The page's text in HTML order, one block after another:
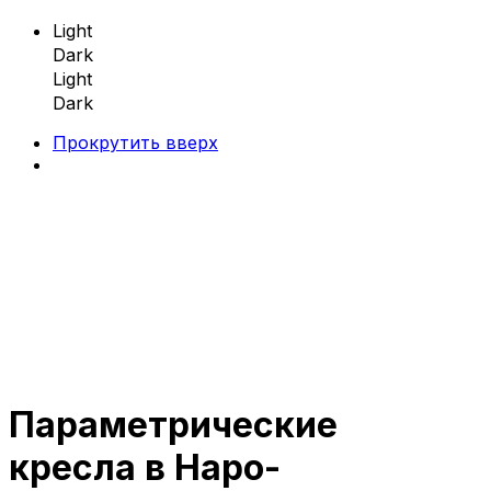
Light
Dark
Light
Dark
Прокрутить вверх
Параметрическая мебель
Параметрические скамейки
Параметрические кресла
Параметрические
кресла в Наро-